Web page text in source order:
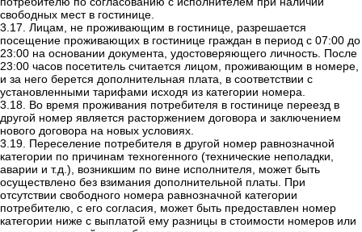
свободных мест в гостинице.
3.17. Лицам, не проживающим в гостинице, разрешается
посещение проживающих в гостинице граждан в период с 07:00 до
23:00 на основании документа, удостоверяющего личность. После
23:00 часов посетитель считается лицом, проживающим в номере,
и за него берется дополнительная плата, в соответствии с
установленными тарифами исходя из категории номера.
3.18. Во время проживания потребителя в гостинице переезд в
другой номер является расторжением договора и заключением
нового договора на новых условиях.
3.19. Переселение потребителя в другой номер равнозначной
категории по причинам техногенного (технические неполадки,
аварии и т.д.), возникшим по вине исполнителя, может быть
осуществлено без взимания дополнительной платы. При
отсутствии свободного номера равнозначной категории
потребителю, с его согласия, может быть предоставлен номер
категории ниже с выплатой ему разницы в стоимости номеров или